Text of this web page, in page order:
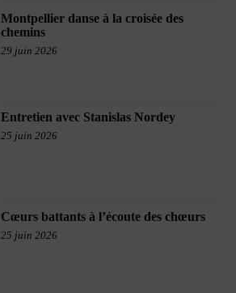
Montpellier danse à la croisée des
chemins
29 juin 2026
Entretien avec Stanislas Nordey
25 juin 2026
Cœurs battants à l’écoute des chœurs
25 juin 2026